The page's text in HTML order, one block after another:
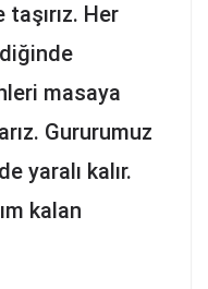
Her
masaya
Gururumuz
yaralı kalır.
kalan